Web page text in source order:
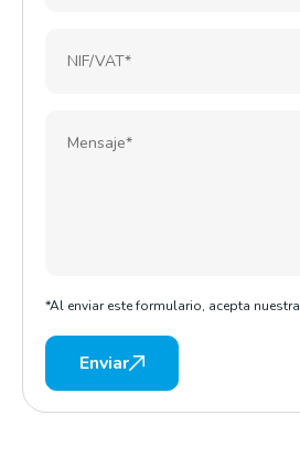
*Al enviar este formulario, acepta nuestra
Enviar